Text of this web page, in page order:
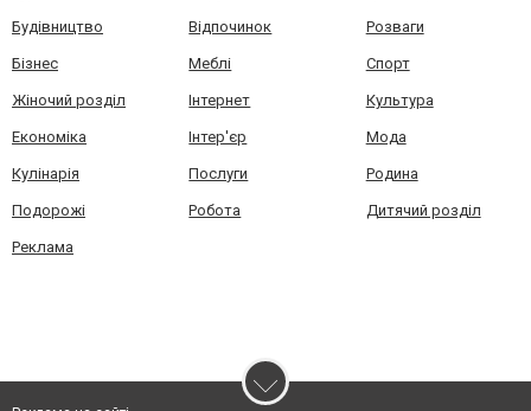
Будівництво Відпочинок Розваги
Бізнес Меблі Спорт
Жіночий розділ Інтернет Культура
Економіка Інтер'єр Мода
Кулінарія Послуги Родина
Подорожі Робота Дитячий розділ
Реклама